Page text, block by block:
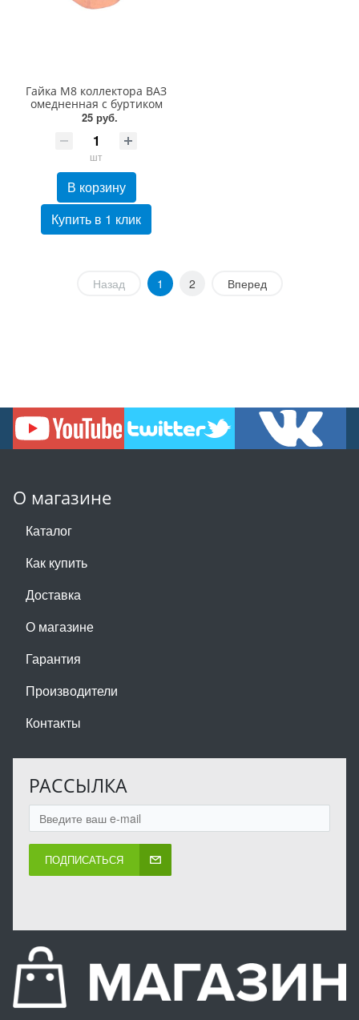
Гайка М8 коллектора ВАЗ
омедненная с буртиком
25 руб.
шт
В корзину
Купить в 1 клик
Назад 1 2 Вперед
О магазине
Каталог
Как купить
Доставка
О магазине
Гарантия
Производители
Контакты
РАССЫЛКА
ПОДПИСАТЬСЯ